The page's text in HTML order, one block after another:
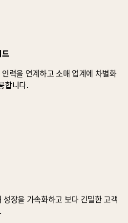
력을 연계하고 소매 업계에 차별화
합니다.
장을 가속화하고 보다 긴밀한 고객